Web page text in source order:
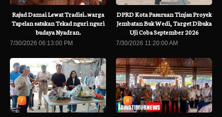
Rajud Damai Lewat Tradisi..warga
Tapelan satukan Tekad nguri nguri
budaya Nyadran.
7/30/2026 06:13:00 PM
DPRD Kota Pasuruan Tinjau Proyek
Jembatan Buk Wedi, Target Dibuka
Uji Coba September 2026
7/30/2026 11:20:00 AM
7 8